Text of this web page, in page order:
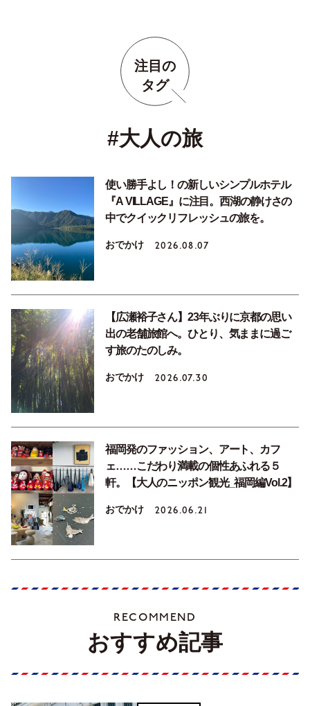
注目の
タグ
#大人の旅
使い勝手よし！の新しいシンプルホテル
『A VILLAGE』に注目。西湖の静けさの
中でクイックリフレッシュの旅を。
おでかけ 2026.08.07
【広瀬裕子さん】23年ぶりに京都の思い
出の老舗旅館へ。ひとり、気ままに過ご
す旅のたのしみ。
おでかけ 2026.07.30
福岡発のファッション、アート、カフ
ェ……こだわり満載の個性あふれる５
軒。【大人のニッポン観光_福岡編Vol.2】
おでかけ 2026.06.21
RECOMMEND
おすすめ記事